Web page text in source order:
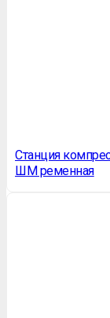
Станция
ШМ ременная